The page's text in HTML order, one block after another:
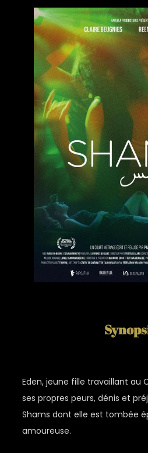
Eden, jeune fille travaillant au
ses propres peurs, dénis et
Shams dont elle est tombée
amoureuse.